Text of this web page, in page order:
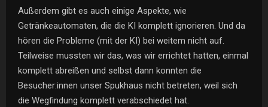
Außerdem gibt es auch einige Aspekte, wie
Getränkeautomaten, die die KI komplett ignorieren. Und da
hören die Probleme (mit der KI) bei weitem nicht auf.
Teilweise mussten wir das, was wir errichtet hatten, einmal
komplett abreißen und selbst dann konnten die
Besucher:innen unser Spukhaus nicht betreten, weil sich
die Wegfindung komplett verabschiedet hat.